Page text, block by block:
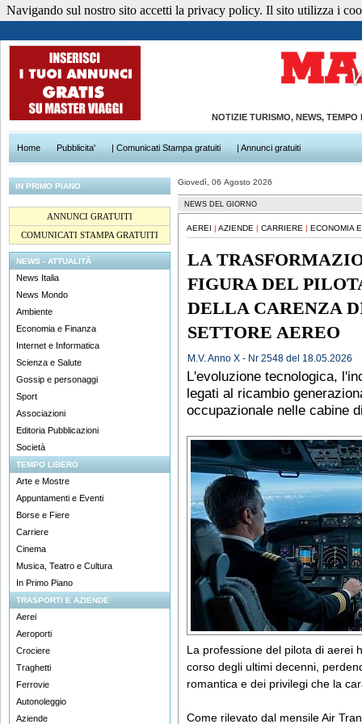
NOTIZIE TURISMO, NEWS,
Home Pubblicita' | Comunicati Stampa gratuiti | Annunci gratuiti
IN PRIMO PIANO
ANNUNCI GRATUITI
COMUNICATI STAMPA GRATUITI
NEWS - ATTUALITÀ
News Italia
News Mondo
Ambiente
Economia e Finanza
Internet e Informatica
Scienza e Salute
Gossip e personaggi
Sport
Associazioni
Editoria Pubblicazioni
Società
TEMPO LIBERO
Arte e Mostre
Appuntamenti e Eventi
Borse e Fiere
Carriere
Cinema
Musica, Teatro e Cultura
In Primo Piano
TRASPORTI E AZIENDE
Aerei
Aeroporti
Crociere
Traghetti
Ferrovie
Autonoleggio
Aziende
Giovedì, 06 Agosto 2026
NEWS DEL GIORNO
AEREI | AZIENDE | CARRIERE | ECONOMIA
LA
FIGURA DEL
DELLA CARENZA
SETTORE AEREO
M.V. Anno X - Nr 2548 del 18.05.2026
L'evoluzione tecnologica,
legati al ricambio
occupazionale nelle cabine
La professione del pilota di aerei
corso degli ultimi decenni,
romantica e dei privilegi che la
Come rilevato dal mensile Air
Navigando sul nostro sito accetti la privacy policy. Il sito utilizza i